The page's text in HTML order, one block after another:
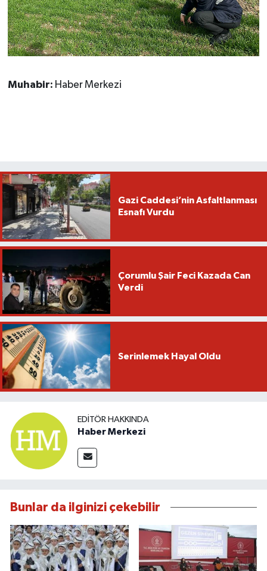
Muhabir: Haber Merkezi
Gazi Caddesi’nin Asfaltlanması
Esnafı Vurdu
Çorumlu Şair Feci Kazada Can
Verdi
Serinlemek Hayal Oldu
EDITÖR HAKKINDA
Haber Merkezi
Bunlar da ilginizi çekebilir